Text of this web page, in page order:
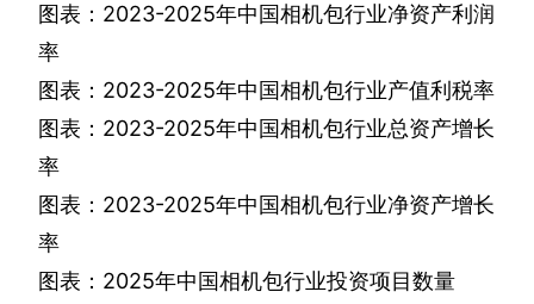
图表： 2023-2025年中国相机包行业净资产利润
率
图表： 2023-2025年中国相机包行业产值利税率
图表： 2023-2025年中国相机包行业总资产增长
率
图表： 2023-2025年中国相机包行业净资产增长
率
图表： 2025年中国相机包行业投资项目数量